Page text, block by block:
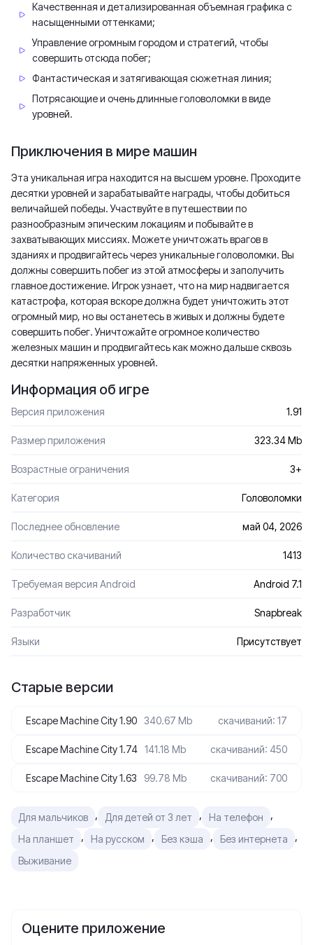
Качественная и детализированная объемная графика с
насыщенными оттенками;
Управление огромным городом и стратегий, чтобы
совершить отсюда побег;
Фантастическая и затягивающая сюжетная линия;
Потрясающие и очень длинные головоломки в виде
уровней.
Приключения в мире машин
Эта уникальная игра находится на высшем уровне. Проходите
десятки уровней и зарабатывайте награды, чтобы добиться
величайшей победы. Участвуйте в путешествии по
разнообразным эпическим локациям и побывайте в
захватывающих миссиях. Можете уничтожать врагов в
зданиях и продвигайтесь через уникальные головоломки. Вы
должны совершить побег из этой атмосферы и заполучить
главное достижение. Игрок узнает, что на мир надвигается
катастрофа, которая вскоре должна будет уничтожить этот
огромный мир, но вы останетесь в живых и должны будете
совершить побег. Уничтожайте огромное количество
железных машин и продвигайтесь как можно дальше сквозь
десятки напряженных уровней.
Информация об игре
Версия приложения 1.91
Размер приложения 323.34 Mb
Возрастные ограничения 3+
Категория Головоломки
Последнее обновление май 04, 2026
Количество скачиваний 1413
Требуемая версия Android Android 7.1
Разработчик Snapbreak
Языки Присутствует
Старые версии
Escape Machine City 1.90 340.67 Mb скачиваний: 17
Escape Machine City 1.74 141.18 Mb скачиваний: 450
Escape Machine City 1.63 99.78 Mb скачиваний: 700
Для мальчиков , Для детей от 3 лет , На телефон ,
На планшет , На русском , Без кэша , Без интернета ,
Выживание
Оцените приложение